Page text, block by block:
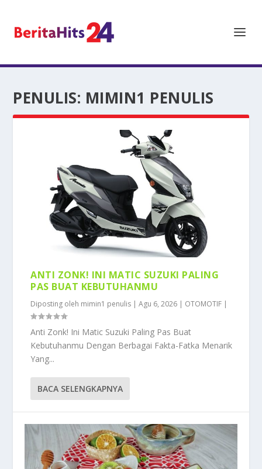
PENULIS: MIMIN1 PENULIS
ANTI ZONK! INI MATIC SUZUKI PALING
PAS BUAT KEBUTUHANMU
Diposting oleh mimin1 penulis |Agu 6, 2026 | OTOMOTIF |
Anti Zonk! Ini Matic Suzuki Paling Pas Buat
Kebutuhanmu Dengan Berbagai Fakta-Fatka Menarik
Yang...
BACA SELENGKAPNYA